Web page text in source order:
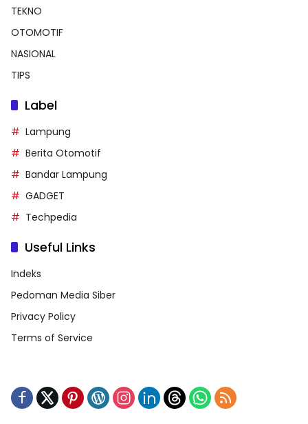
TEKNO
OTOMOTIF
NASIONAL
TIPS
Label
Lampung
Berita Otomotif
Bandar Lampung
GADGET
Techpedia
Useful Links
Indeks
Pedoman Media Siber
Privacy Policy
Terms of Service